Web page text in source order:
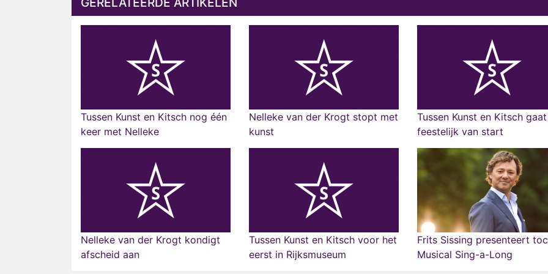
Tussen Kunst en Kitsch nog één
keer met Nelleke
Nelleke van der Krogt stopt met
kunst
Tussen Kunst en Kitsch gaat
feestelijk van start
Nelleke van der Krogt kondigt
afscheid aan
Tussen Kunst en Kitsch voor het
eerst in Rijksmuseum
Frits Sissing presenteert
Musical Sing-a-Long